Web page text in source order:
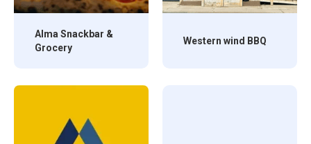
Alma Snackbar &
Grocery
Western wind BBQ